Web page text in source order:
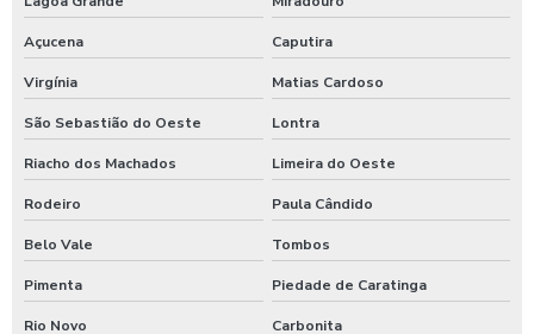
Açucena Caputira
Virgínia Matias Cardoso
São Sebastião do Oeste Lontra
Riacho dos Machados Limeira do Oeste
Rodeiro Paula Cândido
Belo Vale Tombos
Pimenta Piedade de Caratinga
Rio Novo Carbonita